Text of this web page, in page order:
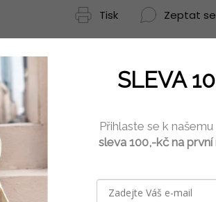
Tisk Zeptat se
SLEVA
Přihlaste se k
sleva 100,-kč na první